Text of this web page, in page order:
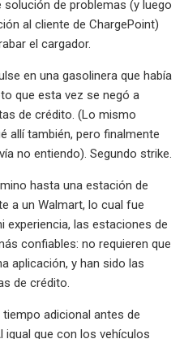
de problemas (y luego
al cliente de ChargePoint)
el cargador.
en una gasolinera que había
que esta vez se negó a
de crédito. (Lo mismo
allí también, pero finalmente
no entiendo). Segundo strike.
hasta una estación de
a un Walmart, lo cual fue
experiencia, las estaciones de
confiables: no requieren que
aplicación, y han sido las
de crédito.
adicional antes de
igual que con los vehículos